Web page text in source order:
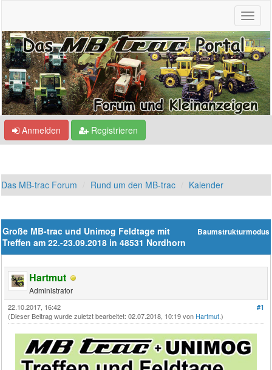
Anmelden Registrieren
Das MB-trac Forum Rund um den MB-trac Kalender
Baumstrukturmodus
Große MB-trac und Unimog Feldtage mit
Treffen am 22.-23.09.2018 in 48531 Nordhorn
Hartmut
Administrator
#1
22.10.2017, 16:42
(Dieser Beitrag wurde zuletzt bearbeitet: 02.07.2018, 10:19 von Hartmut.)